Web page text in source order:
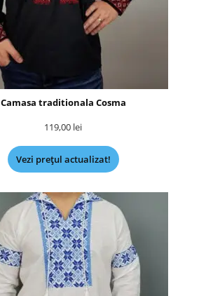
Camasa traditionala Cosma
119,00 lei
Vezi prețul actualizat!